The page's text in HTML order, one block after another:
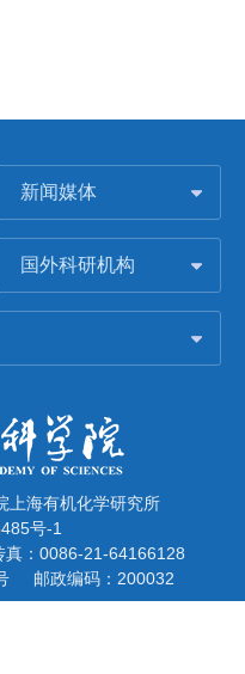
新闻媒体
国外科研机构
上海有机化学研究所
号-1
真：0086-21-64166128
邮政编码：200032